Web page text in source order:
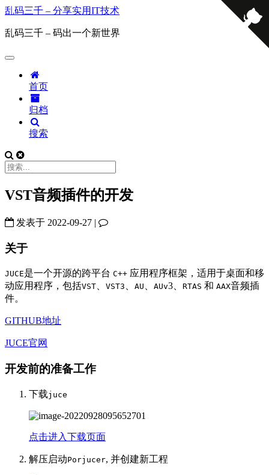
乱码三千 – 分享实用IT技术
乱码三千 – 码出一个新世界
首页
归档
搜索
VST音频插件的开发
发表于 2022-09-27 |
关于
JUCE是一个开源的跨平台 C++ 应用程序框架，适用于桌面和移
动应用程序，包括VST VST3 AU AUv3、 RTAS 和 AAX音频插
件。
GITHUB地址
JUCE官网
开发前的准备工作
下载juce
点击进入下载页面
解压启动Porjucer, 并创建新工程